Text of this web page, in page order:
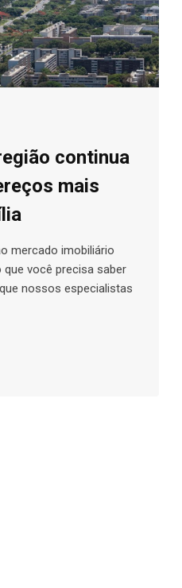
continua
mais
mercado imobiliário
você precisa saber
nossos especialistas